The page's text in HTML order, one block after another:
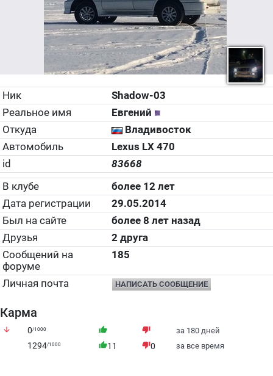
Ник
Shadow-03
Реальное имя
Евгений
Откуда
Владивосток
Автомобиль
Lexus LX 470
id
83668
В клубе
более 12 лет
Дата регистрации
29.05.2014
Был на сайте
более 8 лет назад
Друзья
2 друга
Сообщений на
форуме
185
Личная почта НАПИСАТЬ СООБЩЕНИЕ
Карма
arrow_downward 0/1000 thumb_up thumb_down за 180 дней
1294/1000 thumb_up11 thumb_down0 за все время